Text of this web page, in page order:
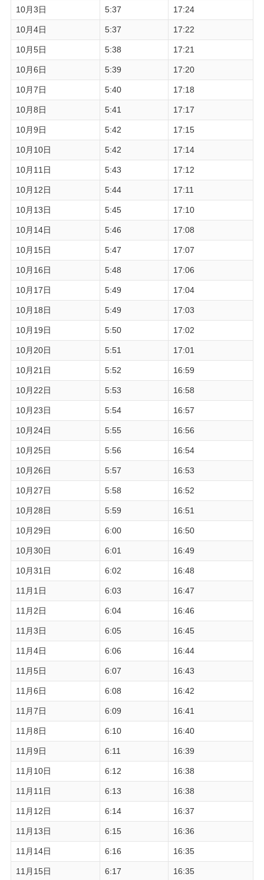
10月3日 5:37 17:24
10月4日 5:37 17:22
10月5日 5:38 17:21
10月6日 5:39 17:20
10月7日 5:40 17:18
10月8日 5:41 17:17
10月9日 5:42 17:15
10月10日 5:42 17:14
10月11日 5:43 17:12
10月12日 5:44 17:11
10月13日 5:45 17:10
10月14日 5:46 17:08
10月15日 5:47 17:07
10月16日 5:48 17:06
10月17日 5:49 17:04
10月18日 5:49 17:03
10月19日 5:50 17:02
10月20日 5:51 17:01
10月21日 5:52 16:59
10月22日 5:53 16:58
10月23日 5:54 16:57
10月24日 5:55 16:56
10月25日 5:56 16:54
10月26日 5:57 16:53
10月27日 5:58 16:52
10月28日 5:59 16:51
10月29日 6:00 16:50
10月30日 6:01 16:49
10月31日 6:02 16:48
11月1日 6:03 16:47
11月2日 6:04 16:46
11月3日 6:05 16:45
11月4日 6:06 16:44
11月5日 6:07 16:43
11月6日 6:08 16:42
11月7日 6:09 16:41
11月8日 6:10 16:40
11月9日 6:11 16:39
11月10日 6:12 16:38
11月11日 6:13 16:38
11月12日 6:14 16:37
11月13日 6:15 16:36
11月14日 6:16 16:35
11月15日 6:17 16:35